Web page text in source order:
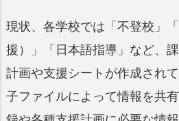
現状、各学校では「不登校」
援）」「日本語指導」など、
計画や支援シートが作成され
子ファイルによって情報を共